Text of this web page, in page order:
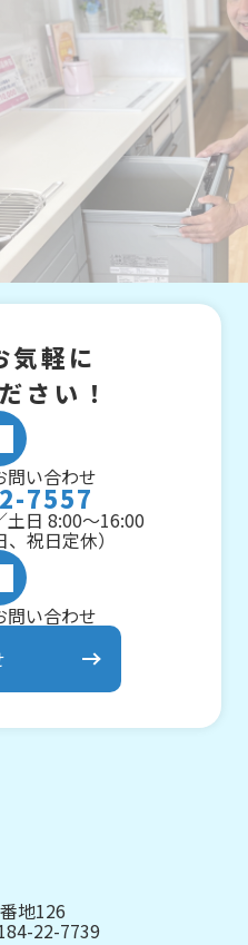
気軽に
さい！
問い合わせ
7557
日 8:00～16:00
、祝日定休）
問い合わせ
地126
22-7739